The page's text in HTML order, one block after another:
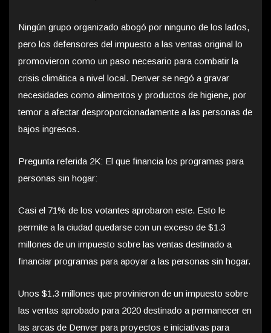
Ningún grupo organizado abogó por ninguno de los lados,
pero los defensores del impuesto a las ventas original lo
promovieron como un paso necesario para combatir la
crisis climática a nivel local. Denver se negó a gravar
necesidades como alimentos y productos de higiene, por
temor a afectar desproporcionadamente a las personas de
bajos ingresos.
Pregunta referida 2K: El que financia los programas para
personas sin hogar:
Casi el 71% de los votantes aprobaron este. Esto le
permite a la ciudad quedarse con un exceso de $1.3
millones de un impuesto sobre las ventas destinado a
financiar programas para apoyar a las personas sin hogar.
Unos $1.3 millones que provinieron de un impuesto sobre
las ventas aprobado para 2020 destinado a permanecer en
las arcas de Denver para proyectos e iniciativas para